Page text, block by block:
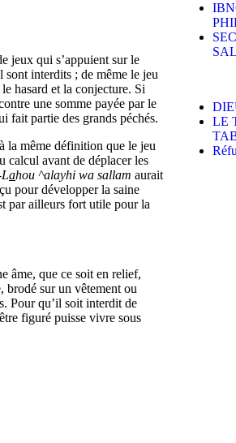
jeux qui s’appuient sur le
interdits ; de même le jeu
hasard et la conjecture. Si
une somme payée par le
fait partie des grands péchés.
la même définition que le jeu
calcul avant de déplacer les
ahou ^alayhi wa sallam aurait
pour développer la saine
par ailleurs fort utile pour la
âme, que ce soit en relief,
brodé sur un vêtement ou
Pour qu’il soit interdit de
figuré puisse vivre sous
LE